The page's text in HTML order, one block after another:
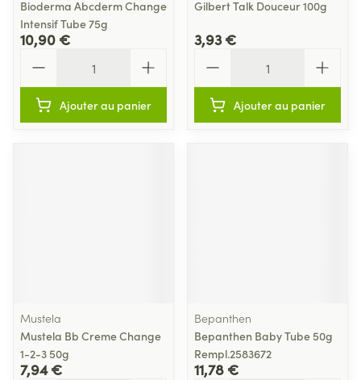
Bioderma Abcderm Change
Intensif Tube 75g
10,90 €
Ajouter au panier
Gilbert Talk Douceur 100g
3,93 €
Ajouter au panier
Mustela
Mustela Bb Creme Change
1-2-3 50g
7,94 €
Bepanthen
Bepanthen Baby Tube 50g
Rempl.2583672
11,78 €